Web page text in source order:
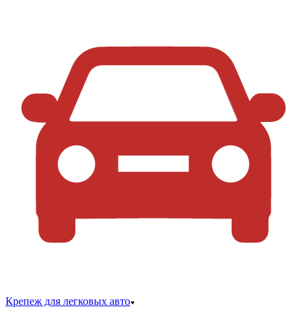
Крепеж для легковых авто